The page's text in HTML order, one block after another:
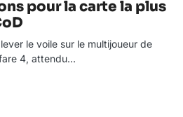
pour la carte la plus
le voile sur le multijoueur de
4, attendu…